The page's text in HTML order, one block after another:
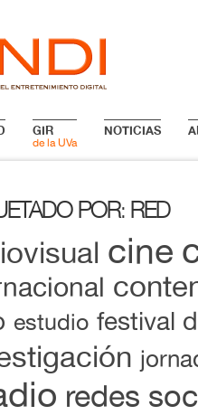
GIR
de la UVa
NOTICIAS
POR: RED
cine
estudio festival
redes